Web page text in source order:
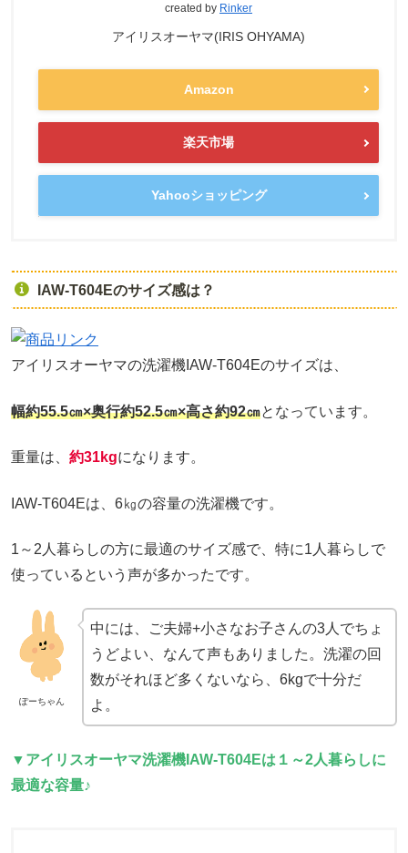
created by Rinker
アイリスオーヤマ(IRIS OHYAMA)
Amazon
楽天市場
Yahooショッピング
IAW-T604Eのサイズ感は？
アイリスオーヤマの洗濯機IAW-T604Eのサイズは、
幅約55.5㎝×奥行約52.5㎝×高さ約92㎝となっています。
重量は、 約31kgになります。
IAW-T604Eは、6㎏の容量の洗濯機です。
1～2人暮らしの方に最適のサイズ感で、特に1人暮らしで
使っているという声が多かったです。
ぽーちゃん
中には、ご夫婦+小さなお子さんの3人でちょ
うどよい、なんて声もありました。洗濯の回
数がそれほど多くないなら、6kgで十分だ
よ。
▼ アイリスオーヤマ洗濯機IAW-T604Eは １～2人暮らしに
最適な容量♪